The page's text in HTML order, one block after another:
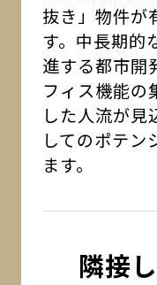
抜き」物件が
す。中長期的
進する都市開
フィス機能の
した人流が見
してのポテン
ます。
隣接